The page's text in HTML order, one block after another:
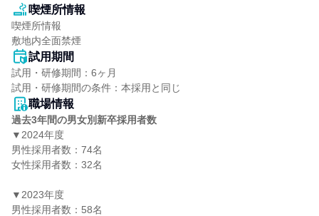
喫煙所情報
喫煙所情報
敷地内全面禁煙
試用期間
試用・研修期間：6ヶ月
職場情報
過去3年間の男女別新卒採用者数
▼2024年度
男性採用者数：74名
女性採用者数：32名
▼2023年度
男性採用者数：58名